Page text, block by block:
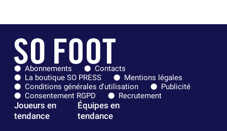
Abonnements
Contacts
La boutique SO PRESS
Mentions légales
Conditions générales d'utilisation
Publicité
Consentement RGPD
Recrutement
Joueurs en
tendance
Équipes en
tendance